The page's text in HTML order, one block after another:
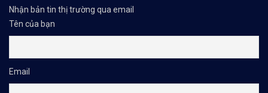
Nhận bản tin thị trường qua email
Tên của bạn
Email